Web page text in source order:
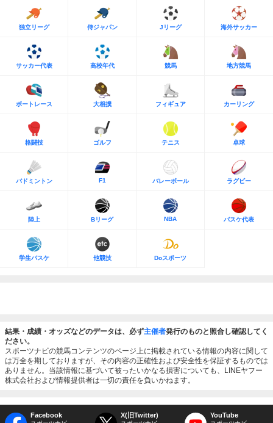
独立リーグ 侍ジャパン Jリーグ 海外サッカー
サッカー代表 高校年代 競馬 地方競馬
ボートレース 大相撲 フィギュア カーリング
格闘技 ゴルフ テニス 卓球
バドミントン F1 バレーボール ラグビー
陸上 Bリーグ NBA バスケ代表
学生バスケ 他競技 Doスポーツ
結果・成績・オッズなどのデータは、必ず主催者発行のものと照合し確認してく
ださい。
スポーツナビの競馬コンテンツのページ上に掲載されている情報の内容に関して
は万全を期しておりますが、その内容の正確性および安全性を保証するものでは
ありません。当該情報に基づいて被ったいかなる損害についても、LINEヤフー
株式会社および情報提供者は一切の責任を負いかねます。
Facebook X(旧Twitter) YouTube